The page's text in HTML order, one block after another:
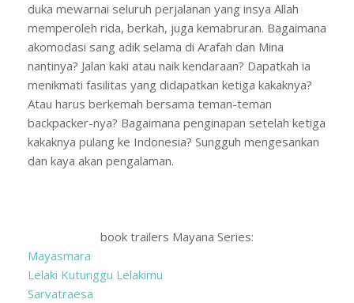
duka mewarnai seluruh perjalanan yang insya Allah
memperoleh rida, berkah, juga kemabruran. Bagaimana
akomodasi sang adik selama di Arafah dan Mina
nantinya? Jalan kaki atau naik kendaraan? Dapatkah ia
menikmati fasilitas yang didapatkan ketiga kakaknya?
Atau harus berkemah bersama teman-teman
backpacker-nya? Bagaimana penginapan setelah ketiga
kakaknya pulang ke Indonesia? Sungguh mengesankan
dan kaya akan pengalaman.
book trailers Mayana Series:
Mayasmara
Lelaki Kutunggu Lelakimu
Sarvatraesa